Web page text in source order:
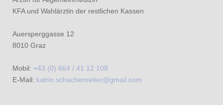
KFA und Wahlärztin der restlichen Kassen
Auersperggasse 12
8010 Graz
Mobil: +43 (0) 664 / 41 12 108
E-Mail: katrin.schachenreiter@gmail.com